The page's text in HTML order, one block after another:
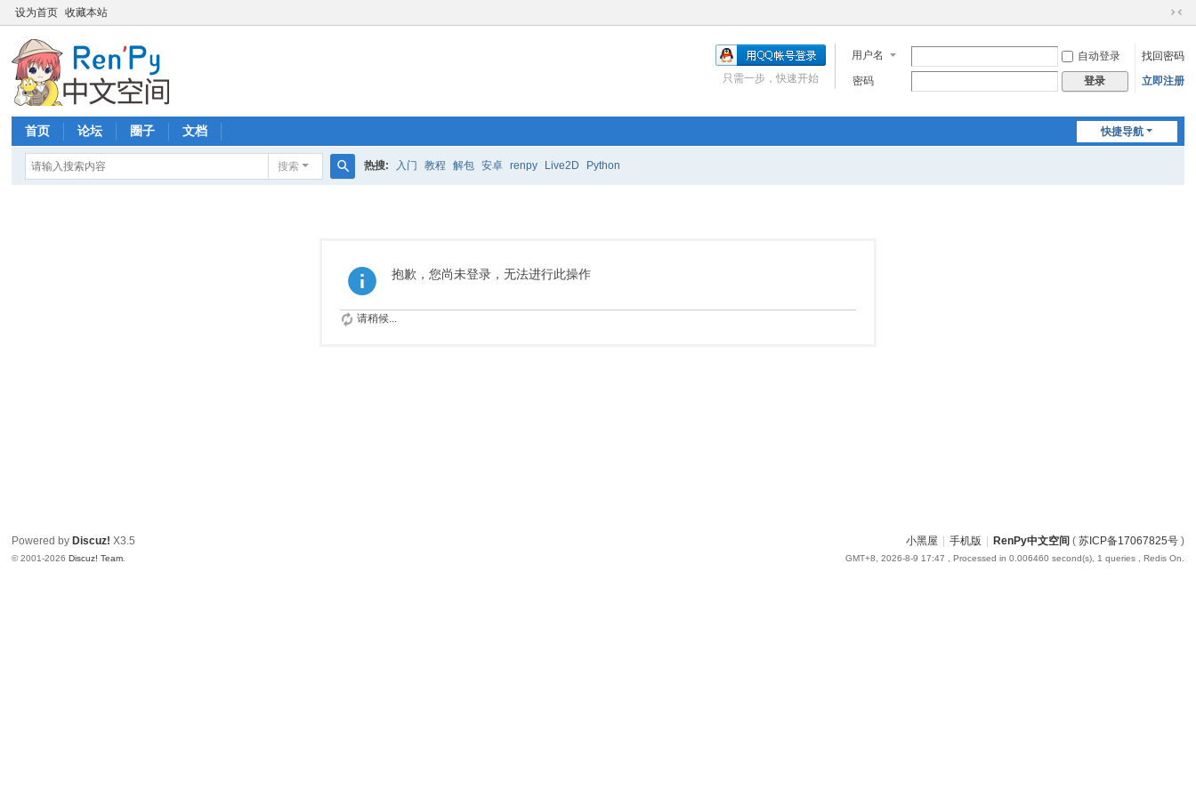
设为首页 收藏本站
切
到
窄
用户名 自动登录
找回密码
密码
登录 立即注册
只需一步，快速开始
快捷导航
首页 论坛 圈子 文档
搜索 热搜: 入门 教程 解包 安卓 renpy Live2D Python
抱歉，您尚未登录，无法进行此操作
请稍候...
小黑屋 手机版 RenPy中文空间 ( 苏ICP备17067825号)
GMT+8, 2026-8-9 17:47 , Processed in 0.006460 second(s), 1 queries , Redis On.
Powered by Discuz! X3.5
© 2001-2026Discuz! Team